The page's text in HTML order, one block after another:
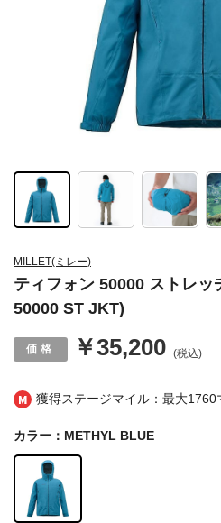
獲得ステージマイル：最大1760
MILLET(ミレー)
ティフォン 50000 ストレッ
50000 ST JKT)
￥35,200 (税込)
カラー：METHYL BLUE